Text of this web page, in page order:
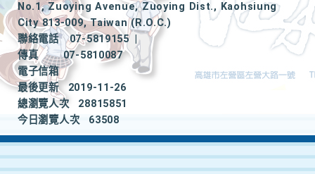
No.1, Zuoying Avenue, Zuoying Dist., Kaohsiung
City 813-009, Taiwan (R.O.C.)
聯絡電話
07-5819155
|
傳真
07-5810087
電子信箱
最後更新
2019-11-26
總瀏覽人次
28815851
今日瀏覽人次
63508